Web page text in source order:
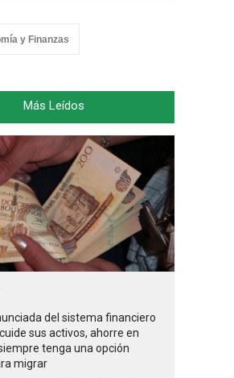
y Finanzas
Más Leídos
del sistema financiero
sus activos, ahorre en
tenga una opción
migrar